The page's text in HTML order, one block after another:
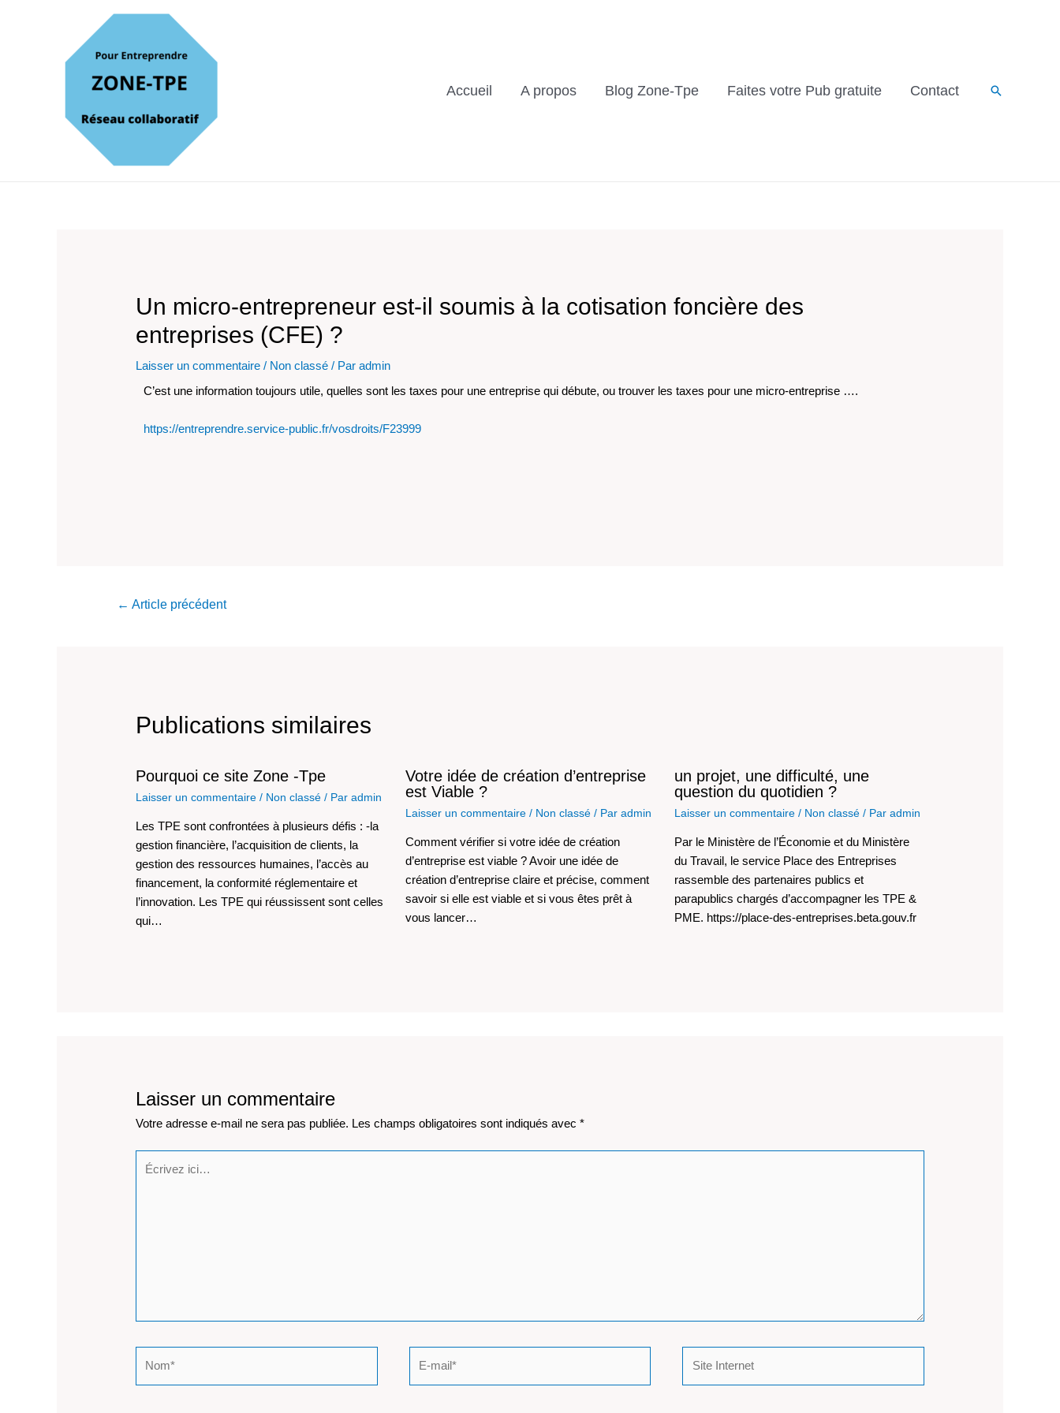
Accueil A propos Blog Zone-Tpe Faites votre Pub gratuite Contact
Un micro-entrepreneur est-il soumis à la cotisation foncière des
entreprises (CFE) ?
Laisser un commentaire / Non classé / Paradmin
C’est une information toujours utile, quelles sont les taxes pour une entreprise qui débute, ou trouver les taxes pour une micro-entreprise ….
https://entreprendre.service-public.fr/vosdroits/F23999
← Article précédent
Publications similaires
Pourquoi ce site Zone -Tpe
Laisser un commentaire / Non classé / Paradmin
Les TPE sont confrontées à plusieurs défis : -la
gestion financière, l’acquisition de clients, la
gestion des ressources humaines, l’accès au
financement, la conformité réglementaire et
l’innovation. Les TPE qui réussissent sont celles
qui…
Votre idée de création d’entreprise
est Viable ?
Laisser un commentaire / Non classé/ Par admin
Comment vérifier si votre idée de création
d’entreprise est viable ? Avoir une idée de
création d’entreprise claire et précise, comment
savoir si elle est viable et si vous êtes prêt à
vous lancer…
un projet, une difficulté, une
question du quotidien ?
Laisser un commentaire / Non classé / Paradmin
Par le Ministère de l’Économie et du Ministère
du Travail, le service Place des Entreprises
rassemble des partenaires publics et
parapublics chargés d’accompagner les TPE &
PME. https://place-des-entreprises.beta.gouv.fr
Laisser un commentaire
Votre adresse e-mail ne sera pas publiée. Les champs obligatoires sont indiqués avec*